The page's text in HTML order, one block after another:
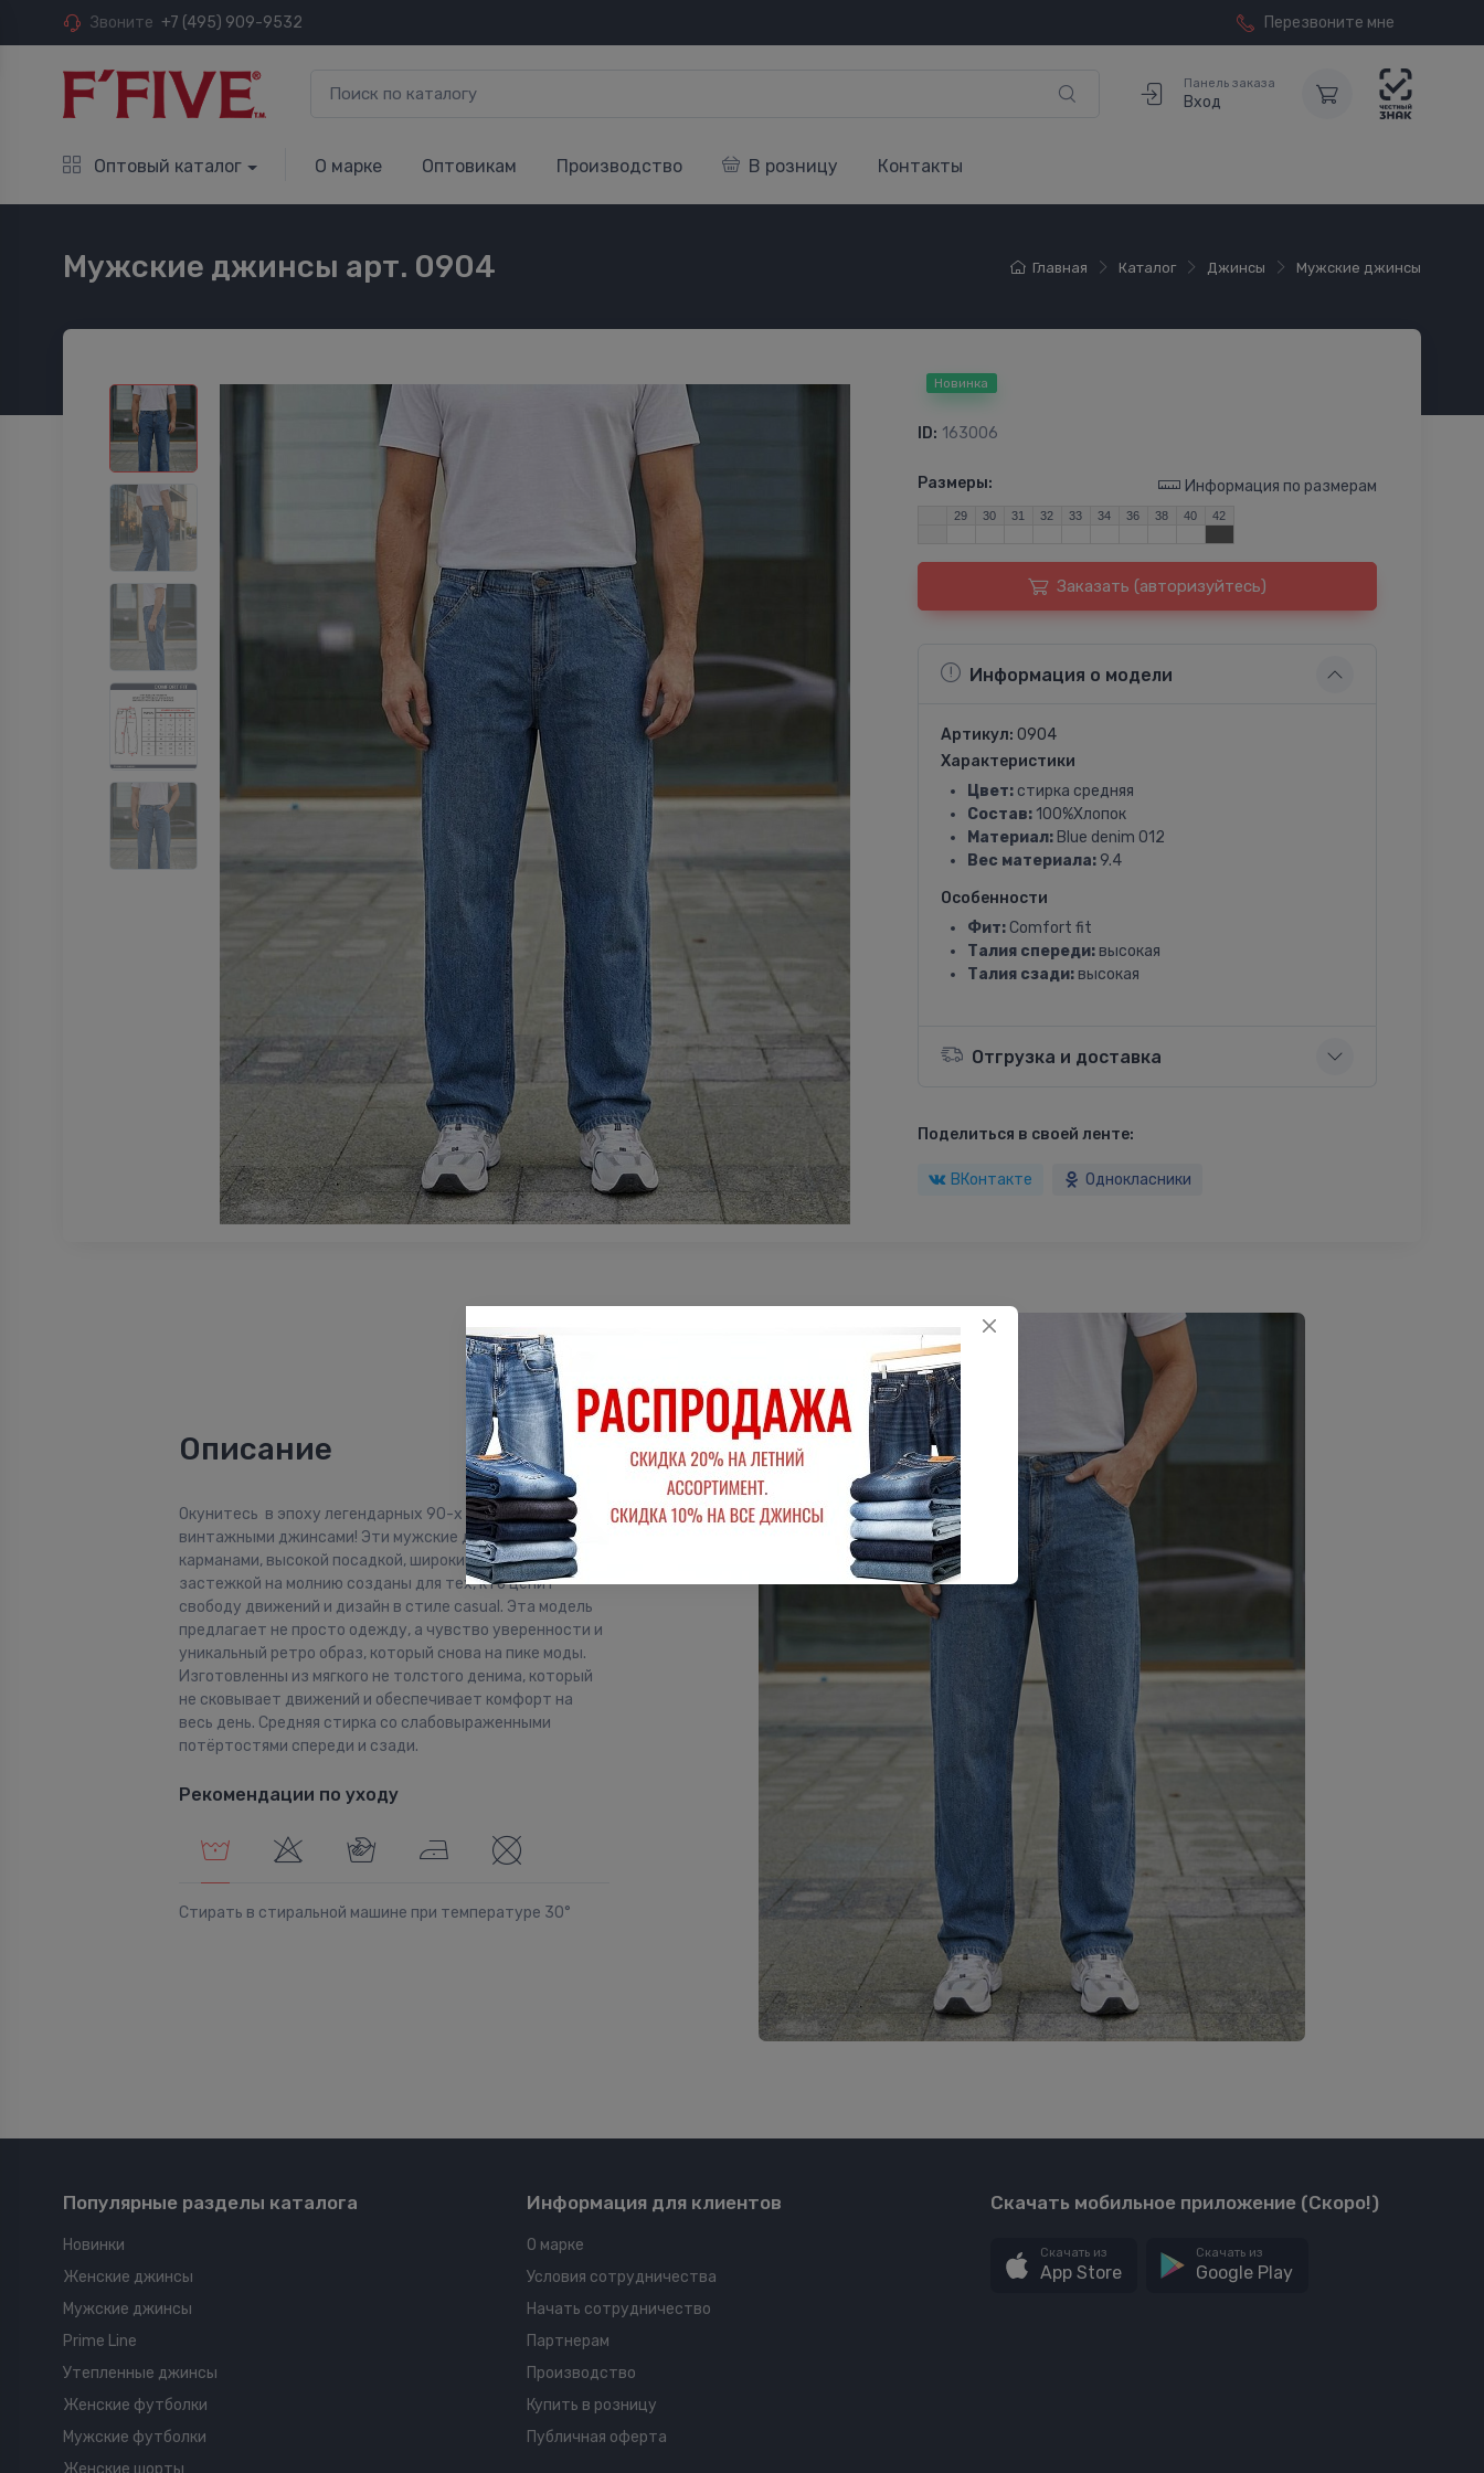
Звоните +7 (495) 909-9532 Перезвоните мне
Панель заказа
Вход
Оптовый каталог О марке Оптовикам Производство В розницу Контакты
Главная Каталог Джинсы Мужские джинсы
Мужские джинсы арт. 0904
Новинка
ID: 163006
Размеры: Информация по размерам
29 30 31 32 33 34 36 38 40 42
Заказать (авторизуйтесь)
Информация о модели
Артикул: 0904
Характеристики
Цвет:стирка средняя
Состав:100%Хлопок
Материал:Blue denim 012
Вес материала:9.4
Особенности
Фит:Comfort fit
Талия спереди:высокая
Талия сзади:высокая
Отгрузка и доставка
Поделиться в своей ленте:
ВКонтакте Однокласники
Описание
Окунитесь в эпоху легендарных 90-х с нашими
винтажными джинсами! Эти мужские джинсы с пятью
карманами, высокой посадкой, широким кроем штанин и с
застежкой на молнию созданы для тех, кто ценит
свободу движений и дизайн в стиле casual. Эта модель
предлагает не просто одежду, а чувство уверенности и
уникальный ретро образ, который снова на пике моды.
Изготовленны из мягкого не толстого денима, который
не сковывает движений и обеспечивает комфорт на
весь день. Средняя стирка со слабовыраженными
потёртостями спереди и сзади.
Рекомендации по уходу
Стирать в стиральной машине при температуре 30°
Популярные разделы каталога
Новинки
Женские джинсы
Мужские джинсы
Prime Line
Утепленные джинсы
Женские футболки
Мужские футболки
Информация для клиентов
О марке
Условия сотрудничества
Начать сотрудничество
Партнерам
Производство
Купить в розницу
Публичная оферта
Скачать мобильное приложение (Скоро!)
Скачать из
App Store
Скачать из
Google Play